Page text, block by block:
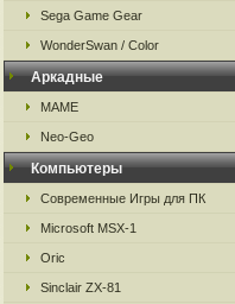
Sega Game Gear
WonderSwan / Color
Аркадные
MAME
Neo-Geo
Компьютеры
Современные Игры для ПК
Microsoft MSX-1
Oric
Sinclair ZX-81